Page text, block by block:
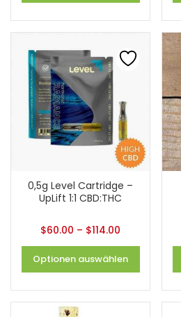
0,5g Level Cartridge –
UpLift 1:1 CBD:THC
$60.00 – $114.00
Optionen auswählen